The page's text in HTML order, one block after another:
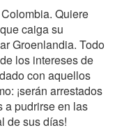
Quiere
caiga su
Groenlandia. Todo
los intereses de
con aquellos
¡serán arrestados
a pudrirse en las
de sus días!